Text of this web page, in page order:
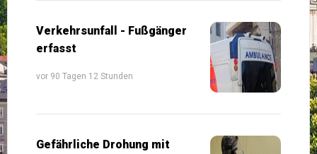
Verkehrsunfall - Fußgänger
erfasst
vor 90 Tagen 12 Stunden
Gefährliche Drohung mit